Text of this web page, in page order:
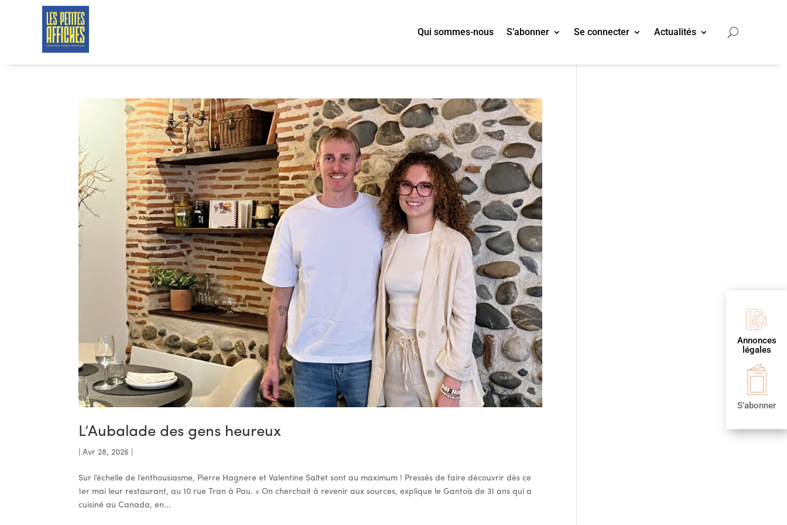
Qui sommes-nous S’abonner Se connecter Actualités
Annonces
légales
S’abonner
L’Aubalade des gens heureux
|Avr 28, 2026
Sur l’échelle de l’enthousiasme, Pierre Hagnere et Valentine Saltet sont au maximum ! Pressés de faire découvrir dès ce
1er mai leur restaurant, au 10 rue Tran à Pau. « On cherchait à revenir aux sources, explique le Gantois de 31 ans qui a
cuisiné au Canada, en...